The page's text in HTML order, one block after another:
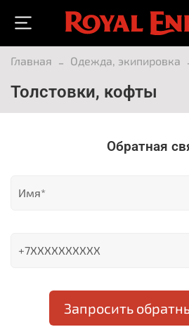
Главная Одежда, экипировка
Толстовки, кофты
Обратная
Запросить